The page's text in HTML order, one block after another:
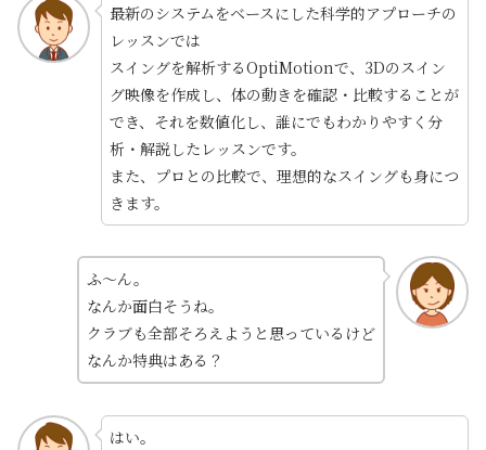
最新のシステムをベースにした科学的アプローチの
レッスンでは
スイングを解析するOptiMotionで、3Dのスイン
グ映像を作成し、体の動きを確認・比較することが
でき、それを数値化し、誰にでもわかりやすく分
析・解説したレッスンです。
また、プロとの比較で、理想的なスイングも身につ
きます。
ふ～ん。
なんか面白そうね。
クラブも全部そろえようと思っているけど
なんか特典はある？
はい。